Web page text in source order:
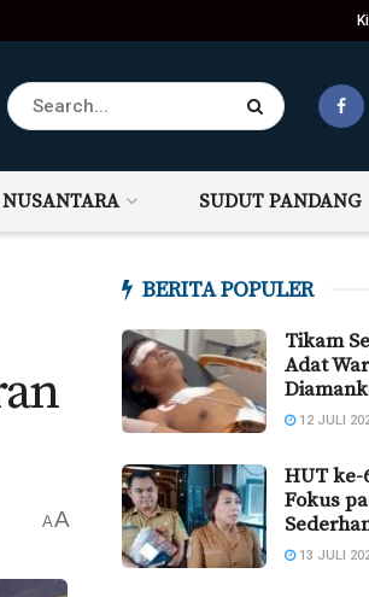
NUSANTARA SUDUT PANDANG
AA
BERITA POPULER
Tikam
Adat
12 JULI
HUT ke-
Fokus
13 JULI